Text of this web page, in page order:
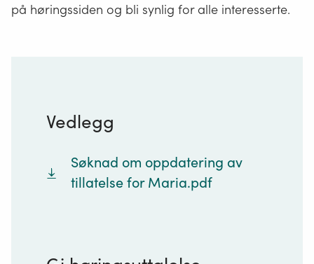
på høringssiden og bli synlig for alle interesserte.
Vedlegg
Søknad om oppdatering av
tillatelse for Maria.pdf